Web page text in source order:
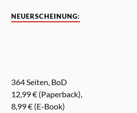
NEUERSCHEINUNG:
364 Seiten, BoD
12,99 € (Paperback),
8,99 € (E-Book)